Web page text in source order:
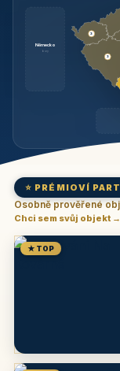
Německo
brzy
3
3
⭐ PRÉMIOVÍ
Osobně prověřené
Chci sem svůj objekt →
★ TOP